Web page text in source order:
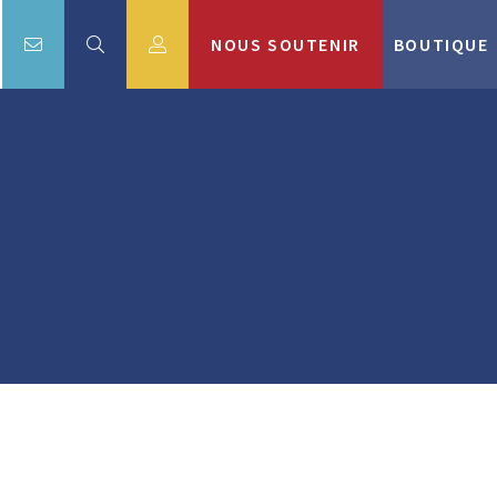
NOUS SOUTENIR BOUTIQUE